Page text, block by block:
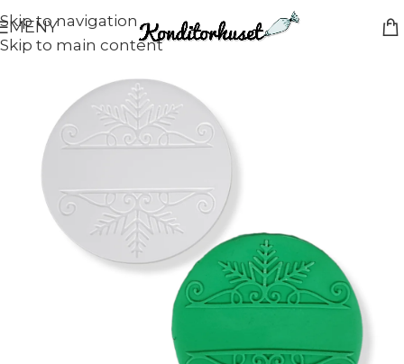
Skip to navigation
Skip to main content
MENY